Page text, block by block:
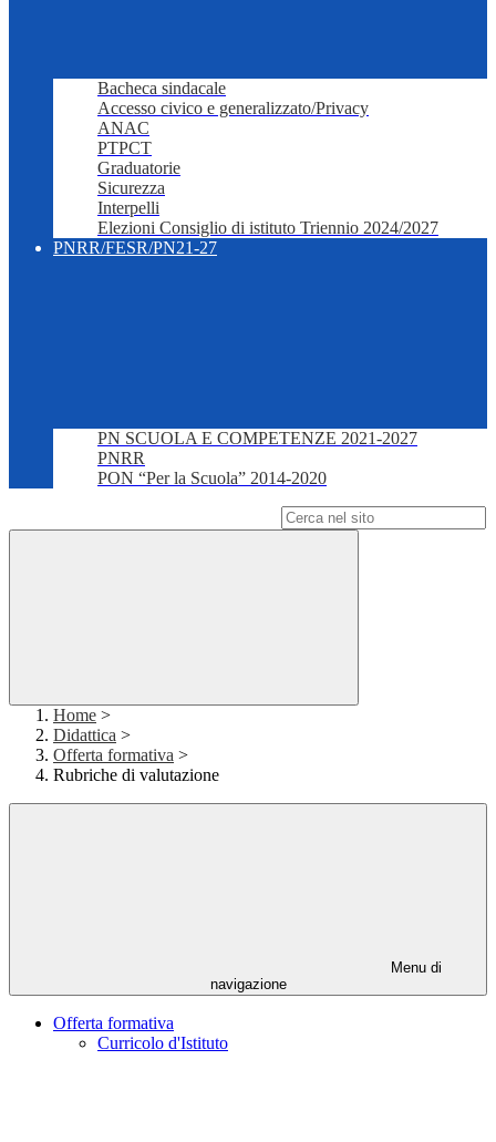
Bacheca sindacale
Accesso civico e generalizzato/Privacy
ANAC
PTPCT
Graduatorie
Sicurezza
Interpelli
Elezioni Consiglio di istituto Triennio 2024/2027
PNRR/FESR/PN21-27
PN SCUOLA E COMPETENZE 2021-2027
PNRR
PON “Per la Scuola” 2014-2020
Home >
Didattica >
Offerta formativa >
Rubriche di valutazione
Menu di
navigazione
Offerta formativa
Curricolo d'Istituto